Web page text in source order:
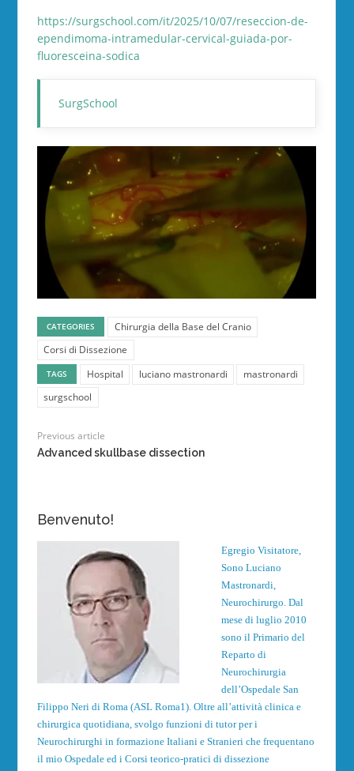
https://surgschool.com/it/2025/10/07/reseccion-de-
ependimoma-intramedular-cervical-guiada-por-
fluoresceina-sodica
SurgSchool
CATEGORIES
Chirurgia della Base del Cranio
Corsi di Dissezione
TAGS Hospital luciano mastronardi
mastronardi
surgschool
Previous article
Advanced skullbase dissection
Benvenuto!
Egregio Visitatore,
Sono Luciano
Mastronardi,
Neurochirurgo. Dal
mese di luglio 2010
sono il Primario del
Reparto di
Neurochirurgia
dell’Ospedale San
Filippo Neri di Roma (ASL Roma1). Oltre all’attività clinica e
chirurgica quotidiana, svolgo funzioni di tutor per i
Neurochirurghi in formazione Italiani e Stranieri che frequentano
il mio Ospedale ed i Corsi teorico-pratici di dissezione